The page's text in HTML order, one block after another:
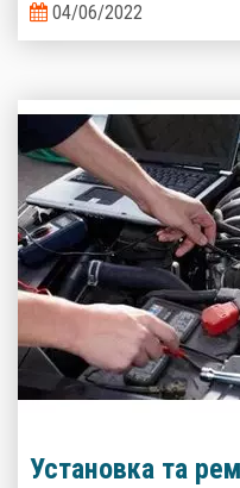
пересуваються на
сервісним центром
04/06/2022
Установка та